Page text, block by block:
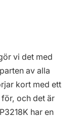
vi det med
av alla
kort med ett
och det är
har en